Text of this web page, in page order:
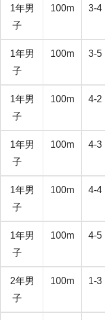
1年男
子
100m 3-4
1年男
子
100m 3-5
1年男
子
100m 4-2
1年男
子
100m 4-3
1年男
子
100m 4-4
1年男
子
100m 4-5
2年男
子
100m 1-3